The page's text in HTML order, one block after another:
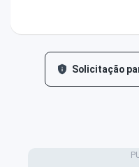
Solicitação